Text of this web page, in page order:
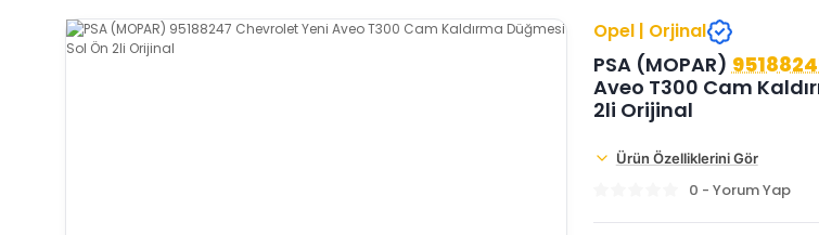
Opel | Orjinal
PSA (MOPAR)
Aveo T300 Cam
2li Orijinal
Ürün Özelliklerini Gör
0 - Yorum Yap